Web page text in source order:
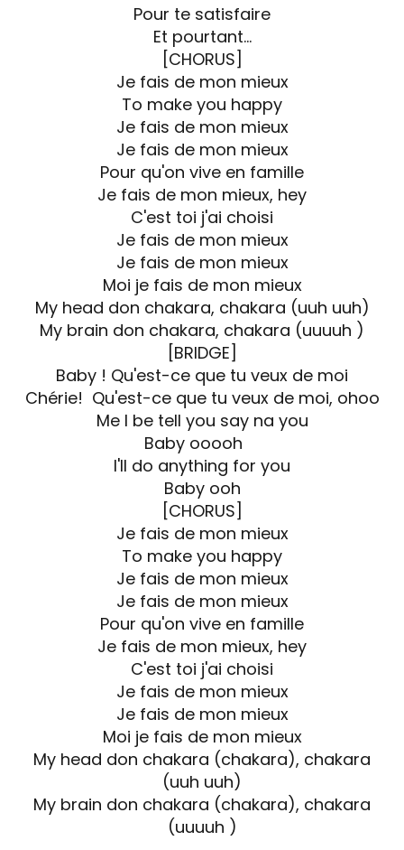
Pour te satisfaire
Et pourtant…
[CHORUS]
Je fais de mon mieux
To make you happy
Je fais de mon mieux
Je fais de mon mieux
Pour qu'on vive en famille
Je fais de mon mieux, hey
C'est toi j'ai choisi
Je fais de mon mieux
Je fais de mon mieux
Moi je fais de mon mieux
My head don chakara, chakara (uuh uuh)
My brain don chakara, chakara (uuuuh )
[BRIDGE]
Baby ! Qu'est-ce que tu veux de moi
Chérie! Qu'est-ce que tu veux de moi, ohoo
Me I be tell you say na you
Baby ooooh
I'll do anything for you
Baby ooh
[CHORUS]
Je fais de mon mieux
To make you happy
Je fais de mon mieux
Je fais de mon mieux
Pour qu'on vive en famille
Je fais de mon mieux, hey
C'est toi j'ai choisi
Je fais de mon mieux
Je fais de mon mieux
Moi je fais de mon mieux
My head don chakara (chakara), chakara
(uuh uuh)
My brain don chakara (chakara), chakara
(uuuuh )